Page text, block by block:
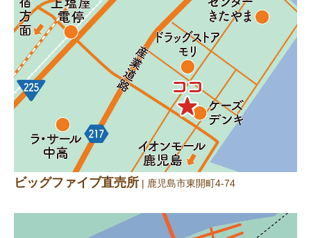
ビッグファイブ直売所 | 鹿児島市東開町4-74